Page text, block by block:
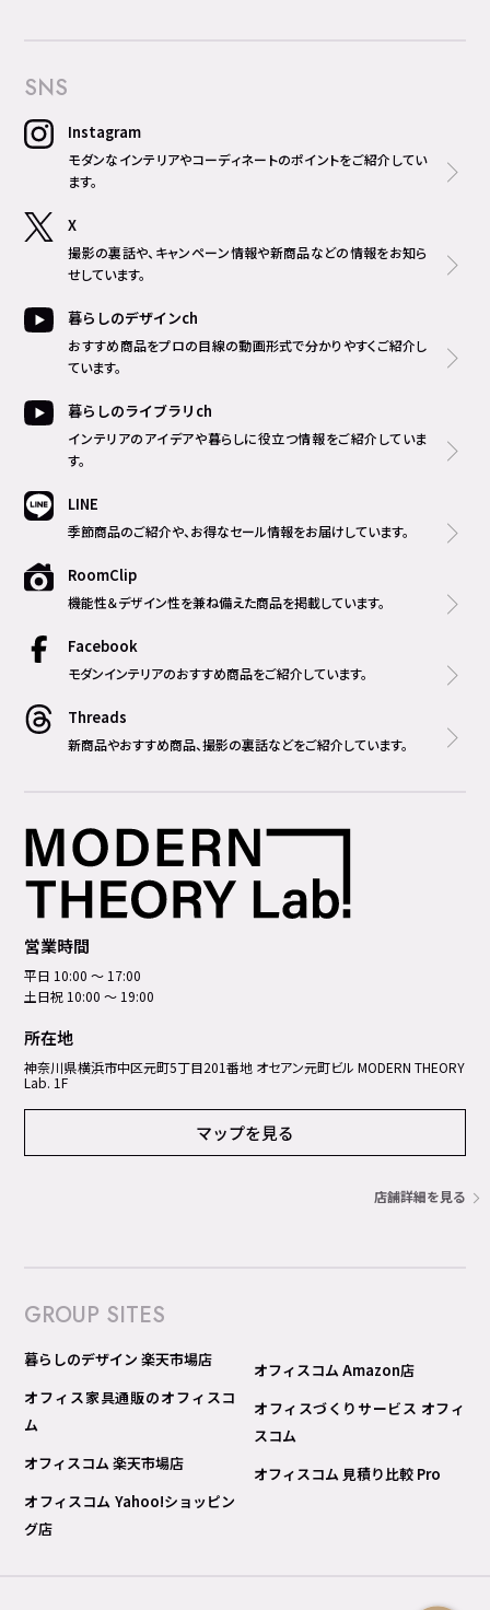
SNS
Instagram
モダンなインテリアやコーディネートのポイントをご紹介してい
ます。
X
撮影の裏話や、キャンペーン情報や新商品などの情報をお知ら
せしています。
暮らしのデザインch
おすすめ商品をプロの目線の動画形式で分かりやすくご紹介し
ています。
暮らしのライブラリch
インテリアのアイデアや暮らしに役立つ情報をご紹介していま
す。
LINE
季節商品のご紹介や、お得なセール情報をお届けしています。
RoomClip
機能性＆デザイン性を兼ね備えた商品を掲載しています。
Facebook
モダンインテリアのおすすめ商品をご紹介しています。
Threads
新商品やおすすめ商品、撮影の裏話などをご紹介しています。
営業時間
平日 10:00 ～ 17:00
土日祝 10:00 ～ 19:00
所在地
神奈川県横浜市中区元町5丁⽬201番地 オセアン元町ビル MODERN THEORY
Lab. 1F
マップを見る
店舗詳細を見る
GROUP SITES
暮らしのデザイン 楽天市場店
オフィス家具通販のオフィスコ
ム
オフィスコム 楽天市場店
オフィスコム Yahoo!ショッピン
グ店
オフィスコム Amazon店
オフィスづくりサービス オフィ
スコム
オフィスコム 見積り比較 Pro